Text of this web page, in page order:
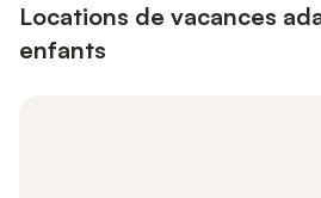
Locations de vacances
enfants